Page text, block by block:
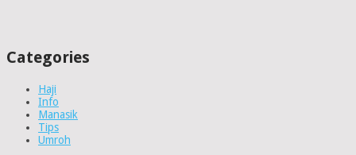
Categories
Haji
Info
Manasik
Tips
Umroh